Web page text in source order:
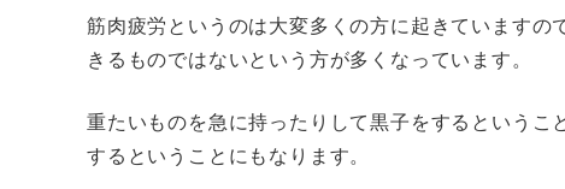
筋肉疲労というのは大変多くの方に起きています
きるものではないという方が多くなっています。
重たいものを急に持ったりして黒子をするという
するということにもなります。